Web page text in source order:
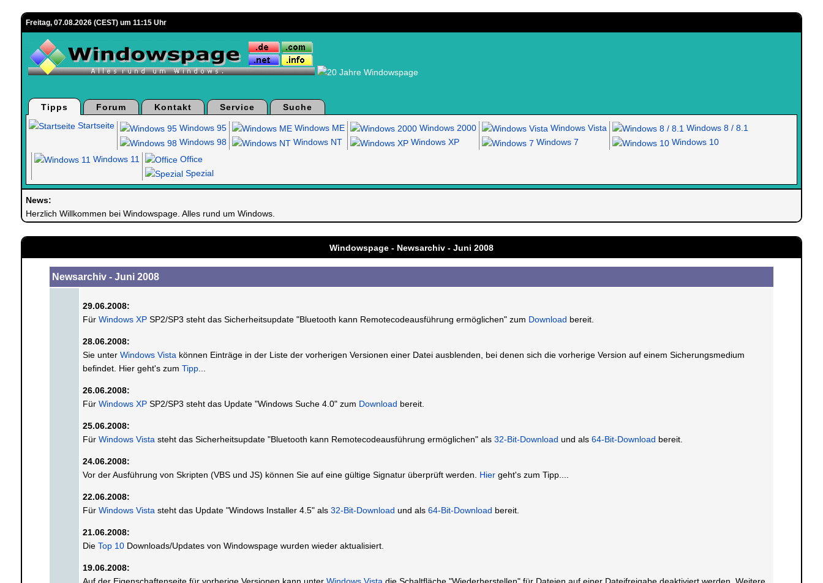
Freitag, 07.08.2026 (CEST) um 11:15 Uhr
Tipps Forum Kontakt Service
Suche
Startseite
Windows 95
Windows 98
Windows ME
Windows NT
Windows 2000
Windows XP
Windows Vista
Windows 7
Windows 8 / 8.1
Windows 10
Windows 11
Office
Spezial
News:
Herzlich Willkommen bei Windowspage. Alles rund um Windows.
Windowspage - Newsarchiv - Juni 2008
Newsarchiv - Juni 2008
29.06.2008:
Für Windows XPSP2/SP3 steht das Sicherheitsupdate "Bluetooth kann Remotecodeausführung ermöglichen" zum Download bereit.
28.06.2008:
Sie unter Windows Vista können Einträge in der Liste der vorherigen Versionen einer Datei ausblenden, bei denen sich die vorherige Version auf einem Sicherungsmedium
befindet. Hier geht's zum Tipp...
26.06.2008:
Für Windows XPSP2/SP3 steht das Update "Windows Suche 4.0" zum Download bereit.
25.06.2008:
Für Windows Vista steht das Sicherheitsupdate "Bluetooth kann Remotecodeausführung ermöglichen" als 32-Bit-Download und als 64-Bit-Download bereit.
24.06.2008:
Vor der Ausführung von Skripten (VBS und JS) können Sie auf eine gültige Signatur überprüft werden. Hiergeht's zum Tipp....
22.06.2008:
Für Windows Vista steht das Update "Windows Installer 4.5" als 32-Bit-Download und als 64-Bit-Download bereit.
21.06.2008:
Die Top 10Downloads/Updates von Windowspage wurden wieder aktualisiert.
19.06.2008: